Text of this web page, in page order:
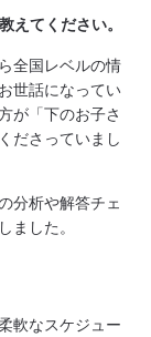
えてください。
全国レベルの情
世話になってい
が「下のお子さ
ださっていまし
分析や解答チェ
ました。
軟なスケジュー